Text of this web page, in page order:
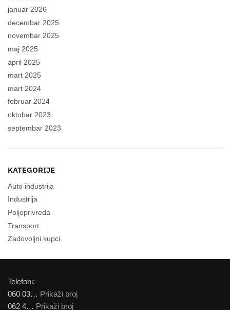
januar 2026
decembar 2025
novembar 2025
maj 2025
april 2025
mart 2025
mart 2024
februar 2024
oktobar 2023
septembar 2023
KATEGORIJE
Auto industrija
Industrija
Poljoprivreda
Transport
Zadovoljni kupci
Telefoni:
060 03… Prikaži broj
062 4… Prikaži broj